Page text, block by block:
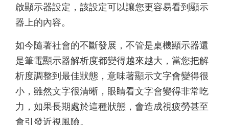
啟顯示器設定，該設定可以讓您更容易看到顯示
器上的內容。
如今隨著社會的不斷發展，不管是桌機顯示器還
是筆電顯示器解析度都變得越來越大，當您把解
析度調整到最佳狀態，意味著顯示文字會變得很
小，雖然文字很清晰，眼睛看文字會變得非常吃
力，如果長期處於這種狀態，會造成視疲勞甚至
會引發近視風險。